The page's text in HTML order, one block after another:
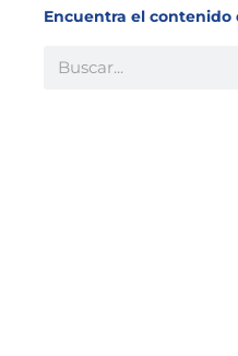
Encuentra el contenido